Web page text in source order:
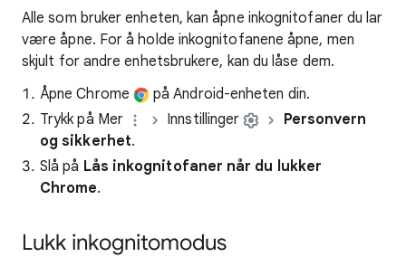
Alle som bruker enheten, kan åpne inkognitofaner du lar
være åpne. For å holde inkognitofanene åpne, men
skjult for andre enhetsbrukere, kan du låse dem.
Åpne Chrome
på Android-enheten din.
Trykk på Mer
Innstillinger
Personvern
og sikkerhet.
Slå på Lås inkognitofaner når du lukker
Chrome.
Lukk inkognitomodus